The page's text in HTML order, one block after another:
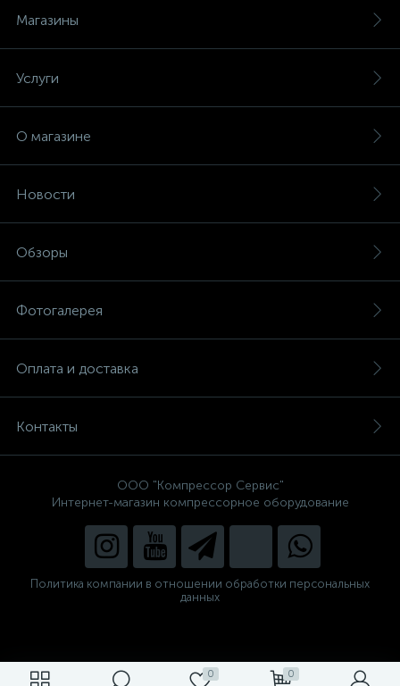
0 0
Магазины
Услуги
О магазине
Новости
Обзоры
Фотогалерея
Оплата и доставка
Контакты
ООО "Компрессор Сервис"
Интернет-магазин компрессорное оборудование
Политика компании в отношении обработки персональных
данных